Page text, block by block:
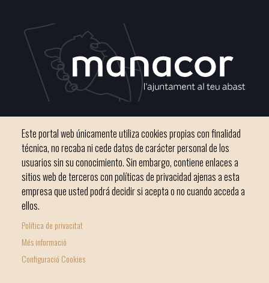
Footer
menu
Teléfono 971 84 91 00 - CIF: P0703300D
Este portal web únicamente utiliza cookies propias con finalidad
técnica, no recaba ni cede datos de carácter personal de los
usuarios sin su conocimiento. Sin embargo, contiene enlaces a
sitios web de terceros con políticas de privacidad ajenas a esta
empresa que usted podrá decidir si acepta o no cuando acceda a
ellos.
Política de privacitat
Més informació
Configuració Cookies